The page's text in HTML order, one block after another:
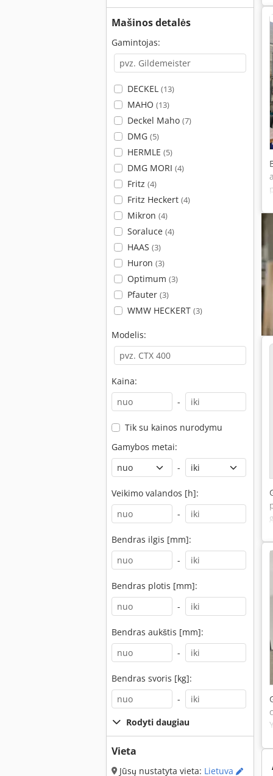
Mašinos detalės
Gamintojas:
DECKEL (13)
MAHO (13)
Deckel Maho (7)
DMG (5)
HERMLE (5)
DMG MORI (4)
Fritz (4)
Fritz Heckert (4)
Mikron (4)
Soraluce (4)
HAAS (3)
Huron (3)
Optimum (3)
Pfauter (3)
WMW HECKERT (3)
Modelis:
Kaina:
-
Tik su kainos nurodymu
Gamybos metai:
-
Veikimo valandos [h]:
-
Bendras ilgis [mm]:
-
Bendras plotis [mm]:
-
Bendras aukštis [mm]:
-
Bendras svoris [kg]:
-
Rodyti daugiau
Vieta
Jūsų nustatyta vieta: Lietuva